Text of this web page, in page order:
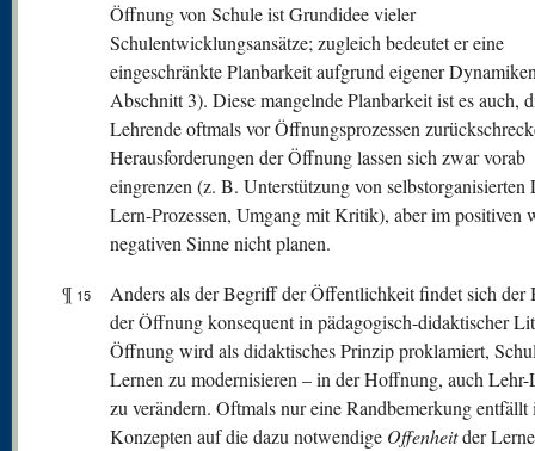
Öffnung von Schule ist Grundidee vieler
Schulentwicklungsansätze; zugleich bedeutet er eine
eingeschränkte Planbarkeit aufgrund eigener
Abschnitt 3). Diese mangelnde Planbarkeit ist es auch,
Lehrende oftmals vor Öffnungsprozessen
Herausforderungen der Öffnung lassen sich zwar vorab
eingrenzen (z. B. Unterstützung von selbstorganisierten
Lern-Prozessen, Umgang mit Kritik), aber im positiven
negativen Sinne nicht planen.
¶ 15
Anders als der Begriff der Öffentlichkeit findet sich der
der Öffnung konsequent in pädagogisch-didaktischer
Öffnung wird als didaktisches Prinzip proklamiert,
Lernen zu modernisieren – in der Hoffnung, auch
zu verändern. Oftmals nur eine Randbemerkung entfällt
Konzepten auf die dazu notwendige Offenheitder